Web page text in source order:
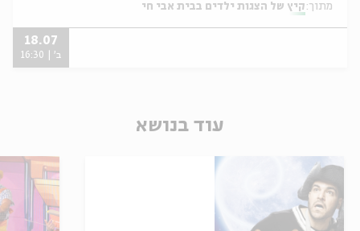
מתוך: קיץ של הצגות ילדים בבית אבי חי
18.07
ב' | 16:30
עוד בנושא